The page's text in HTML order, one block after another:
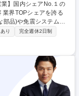
部品)や免震システム等
やシステムの提案営業
トメーカーへの提案営
ず先輩に同行。営業は
ただし、業界では一定
ございません。打ち合
の場合は直行直帰も可
り
完全週休2日制